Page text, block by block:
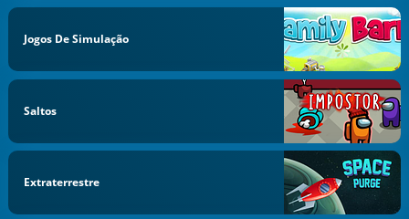
Jogos De Simulação
Saltos
Extraterrestre